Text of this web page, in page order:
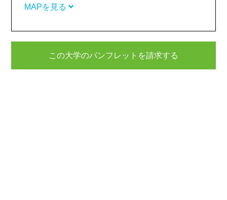
MAPを見る
この大学のパンフレットを請求する